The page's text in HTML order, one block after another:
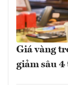
Giá vàng
giảm sâu